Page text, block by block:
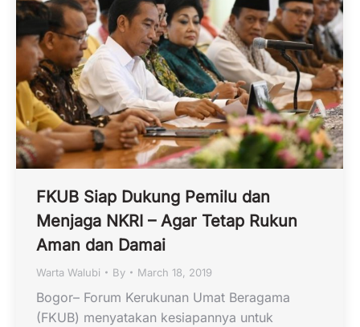
FKUB Siap Dukung Pemilu dan
Menjaga NKRI – Agar Tetap Rukun
Aman dan Damai
Warta Walubi By March 18, 2019
Bogor– Forum Kerukunan Umat Beragama
(FKUB) menyatakan kesiapannya untuk